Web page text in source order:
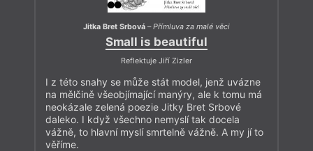
Jitka Bret Srbová –Přímluva za malé věci
Small is beautiful
Reflektuje Jiří Zizler
I z této snahy se může stát model, jenž uvázne
na mělčině všeobjímající manýry, ale k tomu má
neokázale zelená poezie Jitky Bret Srbové
daleko. I když všechno nemyslí tak docela
vážně, to hlavní myslí smrtelně vážně. A my jí to
věříme.